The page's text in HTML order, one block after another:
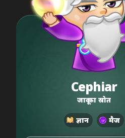
Cephiar
जादू का स्रोत
ज्ञान मैज